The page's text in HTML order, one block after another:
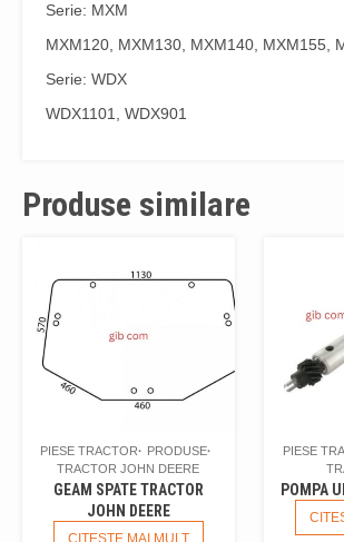
Serie: MXM
MXM120, MXM130, MXM140, MXM155,
Serie: WDX
WDX1101, WDX901
Produse similare
PIESE TRACTOR
PRODUSE
TRACTOR JOHN DEERE
GEAM SPATE TRACTOR
JOHN DEERE
CITESTE MAI MULT
PIESE
POMPA